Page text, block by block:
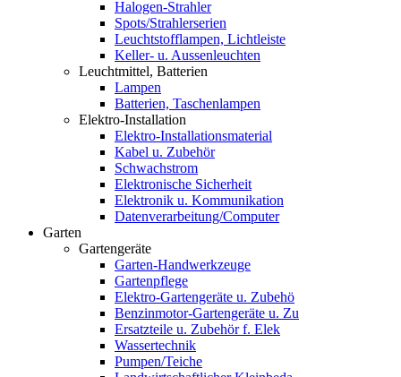
Halogen-Strahler
Spots/Strahlerserien
Leuchtstofflampen, Lichtleiste
Keller- u. Aussenleuchten
Leuchtmittel, Batterien
Lampen
Batterien, Taschenlampen
Elektro-Installation
Elektro-Installationsmaterial
Kabel u. Zubehör
Schwachstrom
Elektronische Sicherheit
Elektronik u. Kommunikation
Datenverarbeitung/Computer
Garten
Gartengeräte
Garten-Handwerkzeuge
Gartenpflege
Elektro-Gartengeräte u. Zubehö
Benzinmotor-Gartengeräte u. Zu
Ersatzteile u. Zubehör f. Elek
Wassertechnik
Pumpen/Teiche